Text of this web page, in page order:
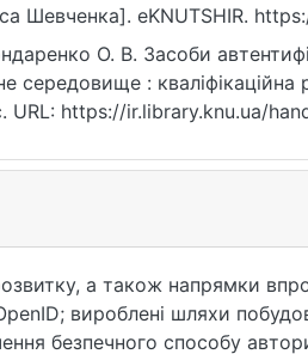
Шевченка]. eKNUTSHIR.
О. В. Засоби
середовище : кваліфікаційна
URL: https://ir.library.knu.ua/
а також напрямки
вироблені шляхи
безпечного способу